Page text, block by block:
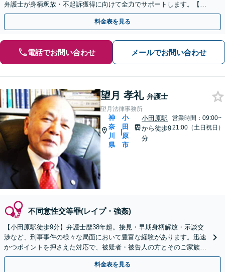
弁護士が身柄釈放・不起訴獲得に向けて全力でサポートします。【毎
月100名以上の相談実績】【神奈川県全域対応】
料金表を見る
電話でお問い合わせ メールでお問い合わせ
望月 孝礼 弁護士
望月法律事務所
神
奈
川
県
|
小
田
原
市
小田原駅
から徒歩9
分
営業時間：09:00~
21:00（土日祝日）
不同意性交等罪(レイプ・強姦)
【小田原駅徒歩9分】弁護士歴38年超。接見・早期身柄解放・示談交
渉など、刑事事件の様々な局面において豊富な経験があります。迅速
かつポイントを押さえた対応で、被疑者・被告人の方とそのご家族の
方をしっかりとサポート致します。まずはご相談下さい。
料金表を見る